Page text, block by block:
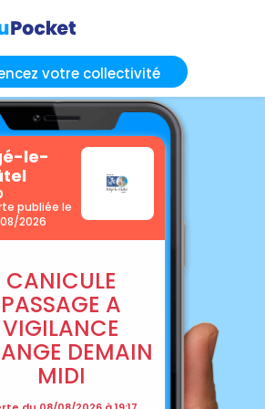
votre collectivité
le-
publiée le
2026
CANICULE
PASSAGE A
VIGILANCE
DEMAIN
MIDI